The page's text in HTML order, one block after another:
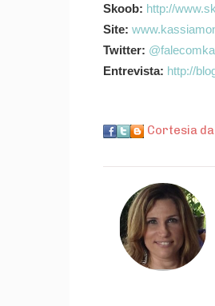
Skoob: http://
Site:
Twitter:
Entrevista: http://
Cortesia